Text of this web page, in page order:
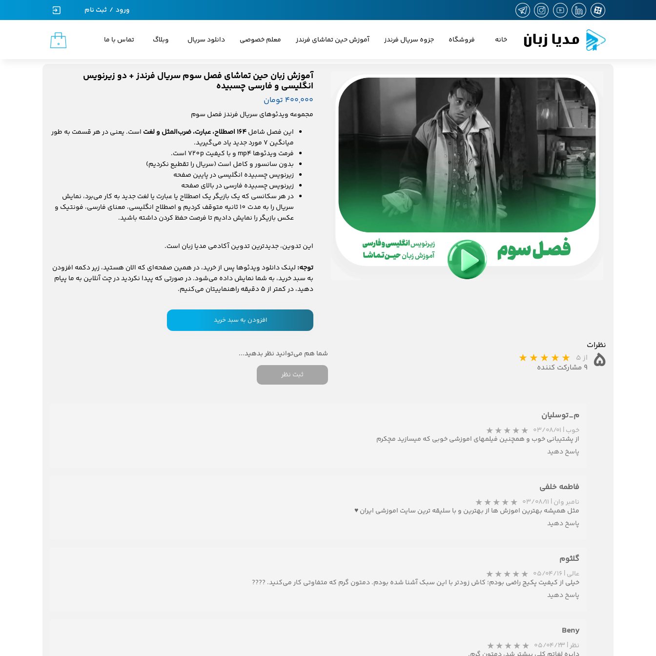
مدیا زبان خانه فروشگاه جزوه سریال فرندز آموزش حین تماشای فرندز معلم خصوصی دانلود سریال وبلاگ تماس با ما ۰
ورود / ثبت نام
تغییر گذر واژه
آموزش زبان حین تماشای فصل سوم سریال فرندز + دو زیرنویس
انگلیسی و فارسی چسبیده
۴۰۰,۰۰۰ تومان
مجموعه ویدئوهای سریال فرندز فصل سوم
این فصل شامل164 اصطلاح، عبارت، ضرب‌المثل و لغت
است. یعنی در هر قسمت به طور
میانگین 7 مورد جدید یاد می‌گیرید.
فرمت ویدئوها mp4 و با کیفیت 720p است.
بدون سانسور و کامل است (سریال را تقطیع نکردیم)
زیرنویس چسبیده انگلیسی در پایین صفحه
زیرنویس چسبیده فارسی در بالای صفحه
در هر سکانسی که یک بازیگر یک اصطلاح یا عبارت یا لغت جدید به کار می‌برد، نمایش
سریال را به مدت 10 ثانیه متوقف کردیم و اصطلاح انگلیسی، معنای فارسی، فونتیک و
عکس بازیگر را نمایش دادیم تا فرصت حفظ کردن داشته باشید.
این تدوین، جدیدترین تدوین آکادمی مدیا زبان است.
توجه: لینک دانلود ویدئوها پس از خرید، در همین صفحه‌ای که الان هستید، زیر دکمه افزودن
به سبد خرید، به شما نمایش داده می‌شود. در صورتی که پیدا نکردید در چت آنلاین به ما پیام
دهید، در کمتر از 5 دقیقه راهنماییتان می‌کنیم.
افزودن به سبد خرید
نظرات
۵ از ۵
۹ مشارکت کننده
ثبت نظر
م_توسلیان
خوب | ۰۳/۰۸/۰۱
از پشتیبانی خوب و همچنین فیلمهای اموزشی خوبی که میسازید مچکرم
پاسخ دهید
فاطمه خلفی
نامبر وان | ۰۳/۰۸/۱۱
مثل همیشه بهترین اموزش ها از بهترین و با سلیقه ترین سایت اموزشی ایران ♥
پاسخ دهید
گلثوم
عالی | ۰۵/۰۴/۱۶
خیلی از کیفیت پکیج راضی بودم؛ کاش زودتر با این سبک آشنا شده بودم. دمتون گرم که متفاوتی کار می‌کنید. ????
پاسخ دهید
Beny
نظر| ۰۵/۰۴/۲۳